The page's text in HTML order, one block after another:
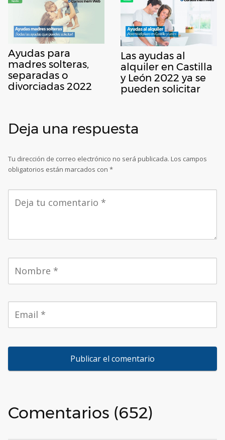
Ayudas para
madres solteras,
separadas o
divorciadas 2022
Las ayudas al
alquiler en Castilla
y León 2022 ya se
pueden solicitar
Deja una respuesta
Tu dirección de correo electrónico no será publicada. Los campos
obligatorios están marcados con *
Comentarios (652)